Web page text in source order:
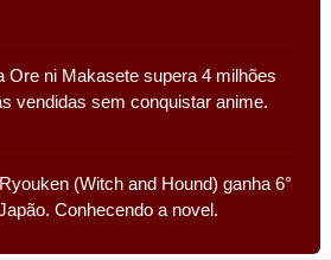
Ore ni Makasete supera 4 milhões
vendidas sem conquistar anime.
(Witch and Hound) ganha 6°
Conhecendo a novel.